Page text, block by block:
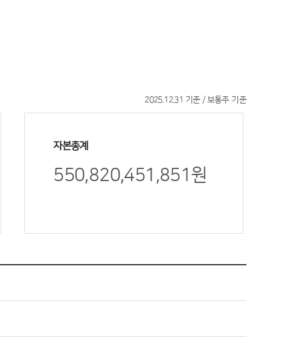
2025.12.31 기준 / 보통주 기준
자본총계
550,820,451,851원